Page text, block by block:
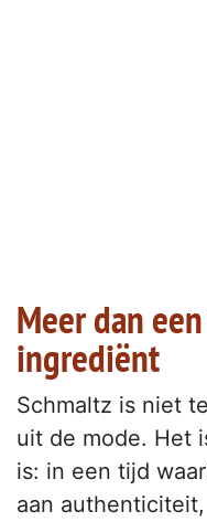
Meer dan
ingrediënt
Schmaltz is niet
uit de mode. Het
is: in een tijd
aan